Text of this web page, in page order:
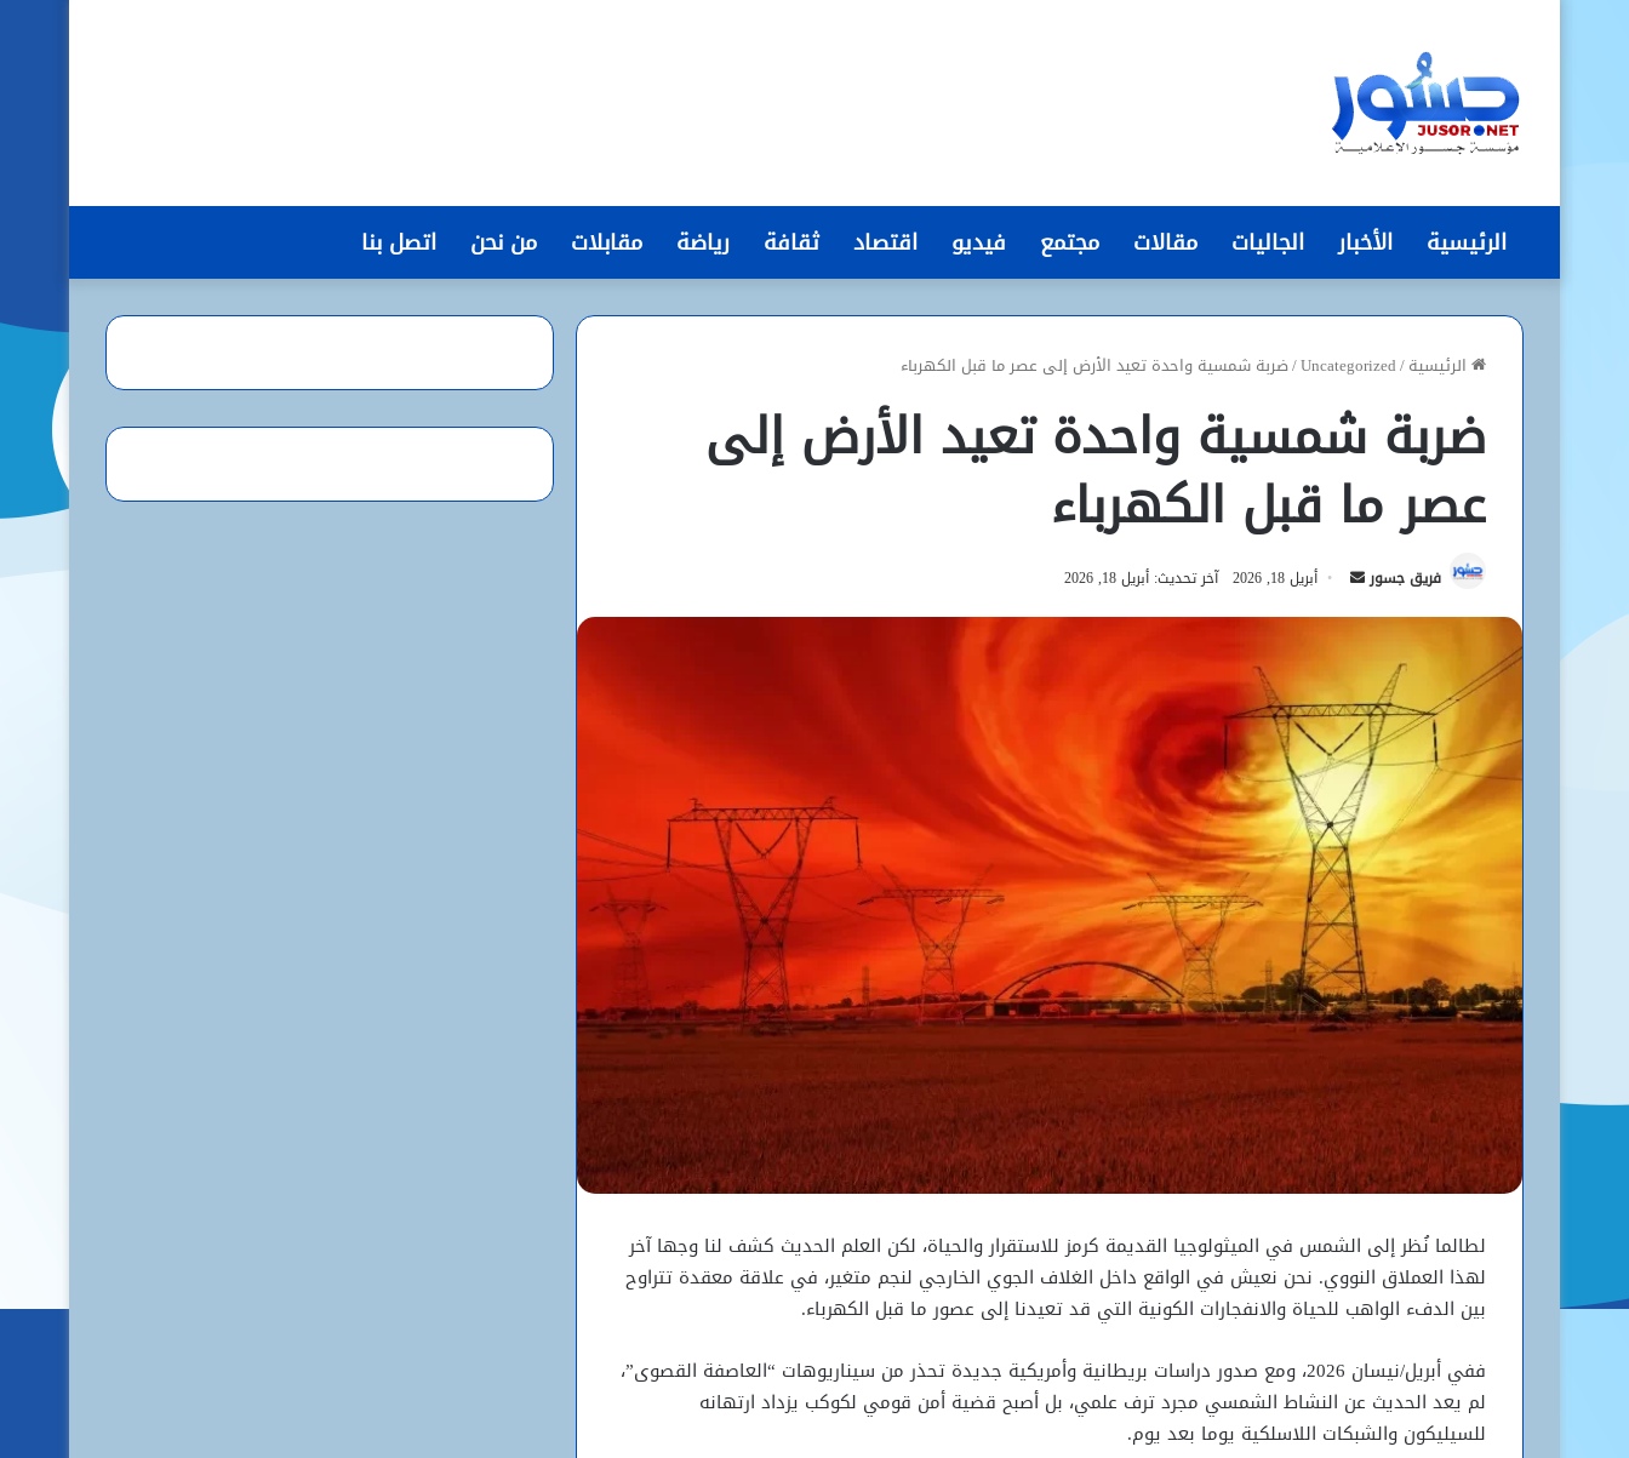
الرئيسية الأخبار الجاليات مقالات مجتمع فيديو اقتصاد ثقافة رياضة مقابلات من نحن اتصل بنا
الرئيسية/
Uncategorized
/ضربة شمسية واحدة تعيد الأرض إلى عصر ما قبل الكهرباء
ضربة شمسية واحدة تعيد الأرض إلى
عصر ما قبل الكهرباء
فريق جسور
أرسل أبريل 18, 2026 آخر تحديث: أبريل 18, 2026
لطالما نُظر إلى الشمس في الميثولوجيا القديمة كرمز للاستقرار والحياة، لكن العلم الحديث كشف لنا وجها آخر
لهذا العملاق النووي. نحن نعيش في الواقع داخل الغلاف الجوي الخارجي لنجم متغير، في علاقة معقدة تتراوح
بين الدفء الواهب للحياة والانفجارات الكونية التي قد تعيدنا إلى عصور ما قبل الكهرباء.
ففي أبريل/نيسان 2026، ومع صدور دراسات بريطانية وأمريكية جديدة تحذر من سيناريوهات “العاصفة القصوى”،
لم يعد الحديث عن النشاط الشمسي مجرد ترف علمي، بل أصبح قضية أمن قومي لكوكب يزداد ارتهانه
للسيليكون والشبكات اللاسلكية يوما بعد يوم.